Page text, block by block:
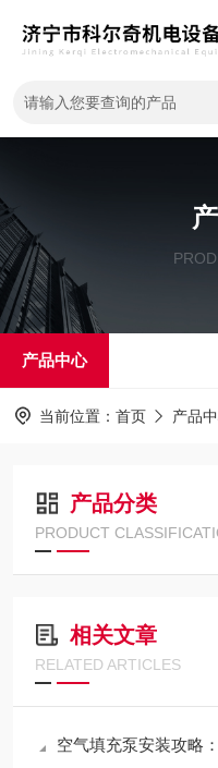
产品中心
当前位置： 首页 产品
产品分类
PRODUCT
相关文章
RELATED ARTICLES
空气填充泵安装攻略